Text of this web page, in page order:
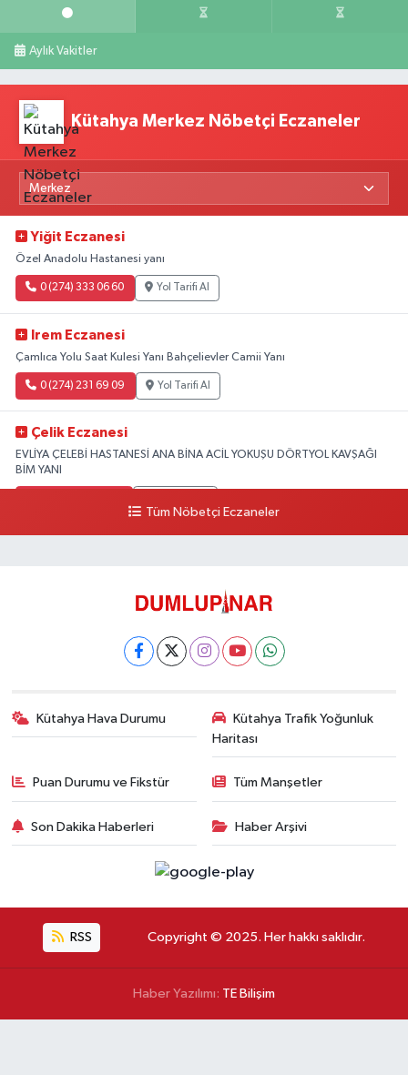
Aylık Vakitler
Kütahya Merkez Nöbetçi Eczaneler
Yiğit Eczanesi
Özel Anadolu Hastanesi yanı
0 (274) 333 06 60 Yol Tarifi Al
Irem Eczanesi
Çamlıca Yolu Saat Kulesi Yanı Bahçelievler Camii Yanı
0 (274) 231 69 09 Yol Tarifi Al
Çelik Eczanesi
EVLİYA ÇELEBİ HASTANESİ ANA BİNA ACİL YOKUŞU DÖRTYOL KAVŞAĞI
BİM YANI
Tüm Nöbetçi Eczaneler
Kütahya Hava Durumu
Kütahya Trafik Yoğunluk
Haritası
Puan Durumu ve Fikstür Tüm Manşetler
Son Dakika Haberleri Haber Arşivi
RSS Copyright © 2025. Her hakkı saklıdır.
Haber Yazılımı: TE Bilişim